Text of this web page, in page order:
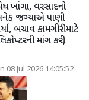
ખાંગા, વરસાદનો
જગ્યાએ પાણી
બચાવ કામગીરી માટે
માંગ કરી,
08 Jul 2026 14:05:52